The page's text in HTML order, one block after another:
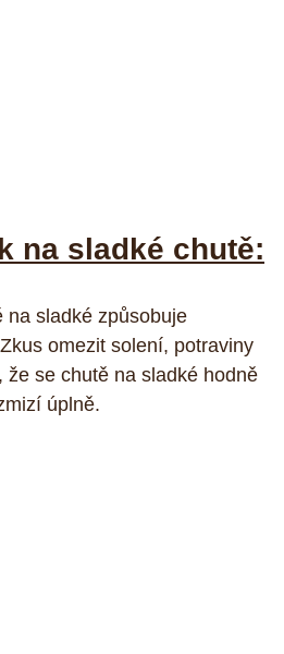
na sladké chutě:
na sladké způsobuje
omezit solení, potraviny
že se chutě na sladké hodně
úplně.